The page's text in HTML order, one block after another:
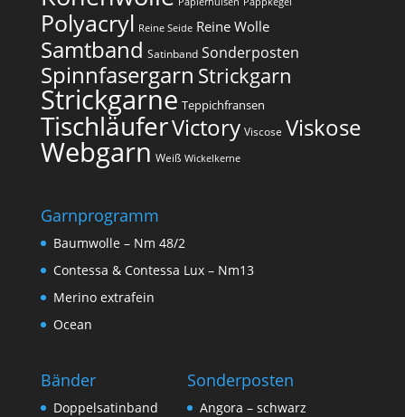
Polyacryl Reine Seide Reine Wolle
Samtband Satinband Sonderposten
Spinnfasergarn Strickgarn
Strickgarne Teppichfransen
TischläuferVictory Viscose Viskose
Webgarn Weiß Wickelkerne
Garnprogramm
Baumwolle – Nm 48/2
Contessa & Contessa Lux – Nm13
Merino extrafein
Ocean
Bänder
Doppelsatinband
Sonderposten
Angora – schwarz